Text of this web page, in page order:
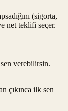
(sigorta,
net teklifi seçer.
verebilirsin.
çıkınca ilk sen